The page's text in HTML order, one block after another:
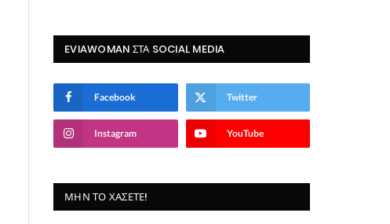
EVIAWOMAN ΣΤΑ SOCIAL MEDIA
Facebook Twitter
Instagram YouTube
ΜΗΝ ΤΟ ΧΆΣΕΤΕ!